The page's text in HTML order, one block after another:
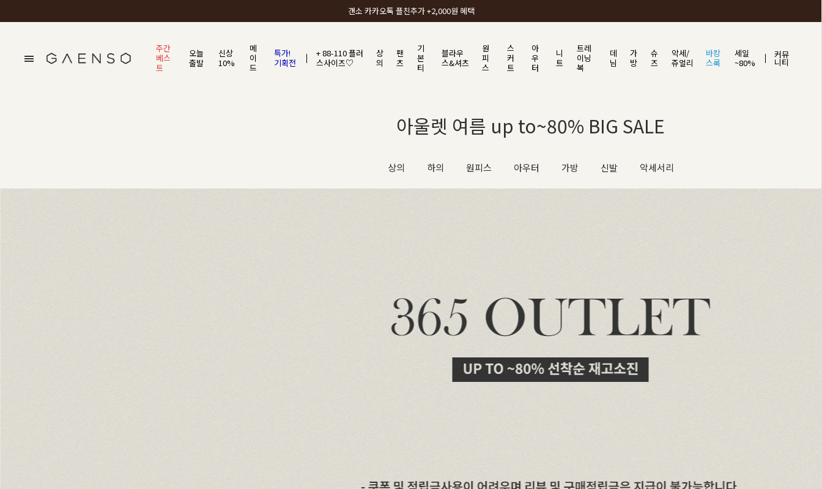
갠소에서 가장 많이 사랑받는 BEST ITEM
주간
베스
트
오늘
출발
신상
10%
메
이
드
특가!
기획전
+ 88-110 플러
스사이즈♡
상
의
팬
츠
기
본
티
블라우
스&셔츠
원
피
스
스
커
트
아
우
터
니
트
트레
이닝
복
데
님
가
방
슈
즈
악세/
쥬얼리
바캉
스룩
세일
~80%
커뮤
니티
아울렛 여름 up to~80% BIG SALE
상의 하의 원피스 아우터 가방 신발 악세서리